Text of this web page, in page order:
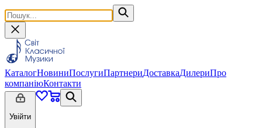
КаталогНовиниПослугиПартнериДоставкаДилериПро
компаніюКонтакти
Увійти